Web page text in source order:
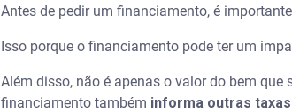
Antes de pedir um financiamento, é
Isso porque o financiamento pode ter um
Além disso, não é apenas o valor do bem
financiamento também informa outras